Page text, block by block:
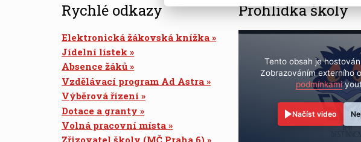
Rychlé odkazy
Elektronická žákovská knížka
Jídelní lístek
Absence žáků
Vzdělávací program Ad Astra
Výběrová řízení
Dotace a granty
Volná pracovní místa
Prohlídka školy
Tento obsah je
Zobrazováním externího
podmínkami
Načíst video